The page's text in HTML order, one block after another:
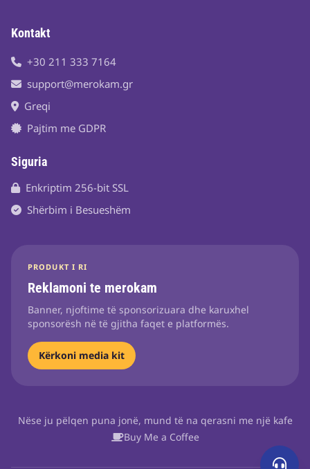
Kontakt
+30 211 333 7164
support@merokam.gr
Greqi
Pajtim me GDPR
Siguria
Enkriptim 256-bit SSL
Shërbim i Besueshëm
PRODUKT I RI
Reklamoni te merokam
Banner, njoftime të sponsorizuara dhe karuxhel
sponsorësh në të gjitha faqet e platformës.
Kërkoni media kit
Nëse ju pëlqen puna jonë, mund të na qerasni me një kafe
Buy Me a Coffee